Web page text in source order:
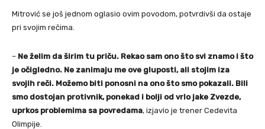
Mitrović se još jednom oglasio ovim povodom, potvrdivši da ostaje
pri svojim rečima.
– Ne želim da širim tu priču. Rekao sam ono što svi znamo i što
je očigledno. Ne zanimaju me ove gluposti, ali stojim iza
svojih reči. Možemo biti ponosni na ono što smo pokazali. Bili
smo dostojan protivnik, ponekad i bolji od vrlo jake Zvezde,
uprkos problemima sa povredama, izjavio je trener Cedevita
Olimpije.